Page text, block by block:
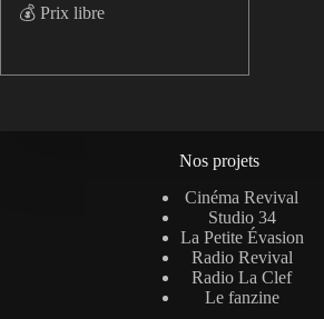
💰 Prix libre
Nos projets
Cinéma Revival
Studio 34
La Petite Évasion
Radio Revival
Radio La Clef
Le fanzine